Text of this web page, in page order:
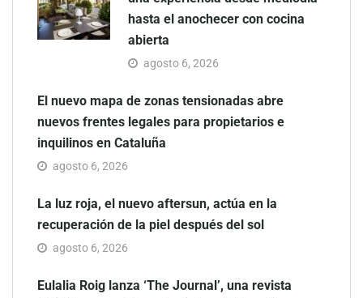
hasta el anochecer con cocina
abierta
agosto 6, 2026
El nuevo mapa de zonas tensionadas abre
nuevos frentes legales para propietarios e
inquilinos en Cataluña
agosto 6, 2026
La luz roja, el nuevo aftersun, actúa en la
recuperación de la piel después del sol
agosto 6, 2026
Eulalia Roig lanza ‘The Journal’, una revista